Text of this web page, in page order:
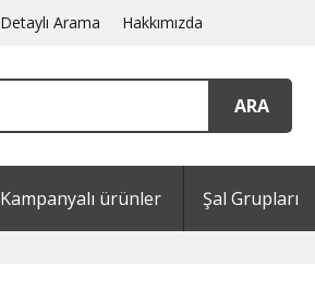
Detaylı Arama Hakkımızda
Kampanyalı ürünler Şal Grupları